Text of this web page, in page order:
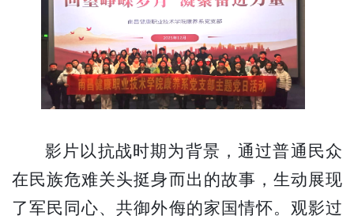
影片以抗战时期为背景，通过普通民众
在民族危难关头挺身而出的故事，生动展现
了军民同心、共御外侮的家国情怀。观影过